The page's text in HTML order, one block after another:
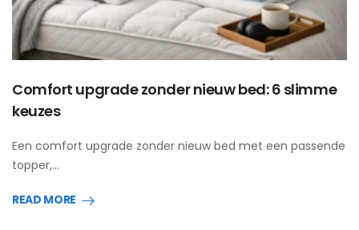
Comfort upgrade zonder nieuw bed: 6 slimme
keuzes
Een comfort upgrade zonder nieuw bed met een passende
topper,…
READ MORE